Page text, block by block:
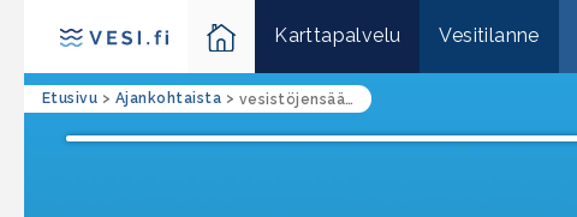
Karttapalvelu Vesitilanne
Etusivu > Ajankohtaista > vesistöjensäännöstely